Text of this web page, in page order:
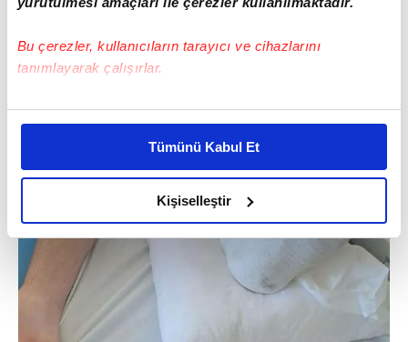
Bu çerezler, kullanıcıların tarayıcı ve cihazlarını
tanımlayarak çalışırlar.
Bu çerezlere izin vermeniz halinde sizlere özel
daha iyi reklam deneyimi yaşatabiliriz. Bunu yaparken
amacımızın size daha iyi bir reklam deneyimi sunmak
olduğunu ve sizlere en iyi içerikleri sunabilmek adına
elimizden gelen çabayı gösterdiğimizi ve bu noktada,
reklamların maliyetlerimizi karşılamak noktasında tek gelir
kalemimiz olduğunu sizlere hatırlatmak isteriz.
Her halükârda, kullanıcılar, bu çerezlere izin vermedikleri
takdirde, kullanıcılara hedefli reklamlar
Tümünü Kabul Et
Kişiselleştir